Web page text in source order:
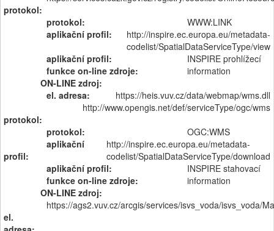
protokol:
protokol:
WWW:LINK
aplikační profil:
http://inspire.ec.europa.eu/metadata-
codelist/SpatialDataServiceType/view
aplikační profil:
INSPIRE prohlížecí
funkce on-line zdroje:
information
ON-LINE zdroj:
el. adresa:
https://heis.vuv.cz/data/webmap/wms.dll
protokol:
http://www.opengis.net/def/serviceType/ogc/wms
protokol:
OGC:WMS
aplikační
profil:
http://inspire.ec.europa.eu/metadata-
codelist/SpatialDataServiceType/download
aplikační profil:
INSPIRE stahovací
funkce on-line zdroje:
information
ON-LINE zdroj:
el.
https://ags2.vuv.cz/arcgis/services/isvs_voda/isvs_voda/